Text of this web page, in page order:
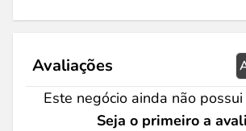
Avaliações
Este negócio ainda não
Seja o primeiro a